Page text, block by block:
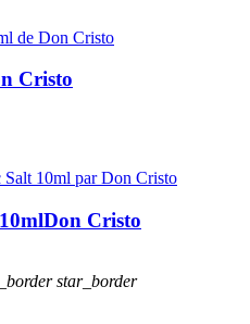
Cristo
Don Cristo
star_border